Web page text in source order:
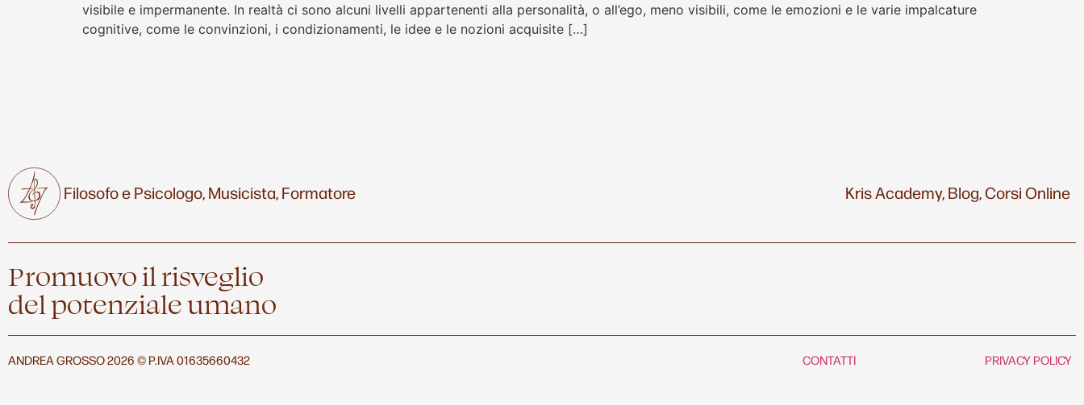
visibile e impermanente. In realtà ci sono alcuni livelli appartenenti alla personalità, o all’ego, meno visibili, come le emozioni e le varie impalcature
cognitive, come le convinzioni, i condizionamenti, le idee e le nozioni acquisite […]
Filosofo e Psicologo,Musicista,Formatore Kris Academy,Blog,Corsi Online
Promuovo il risveglio
del potenziale umano
ANDREA GROSSO 2026 © P.IVA 01635660432 CONTATTI PRIVACY POLICY